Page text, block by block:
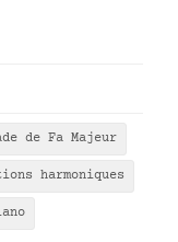
de Fa Majeur
harmoniques